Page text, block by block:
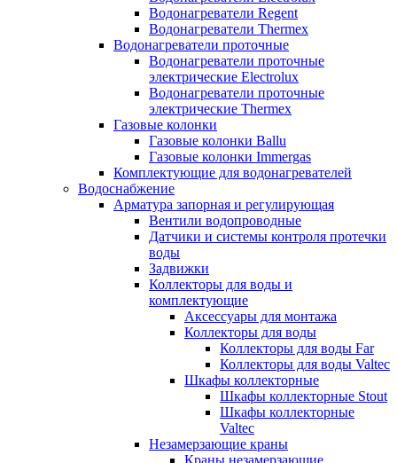
Водонагреватели Regent
Водонагреватели Thermex
Водонагреватели проточные
Водонагреватели проточные
электрические Electrolux
Водонагреватели проточные
электрические Thermex
Газовые колонки
Газовые колонки Ballu
Газовые колонки Immergas
Комплектующие для водонагревателей
Водоснабжение
Арматура запорная и регулирующая
Вентили водопроводные
Датчики и системы контроля протечки
воды
Задвижки
Коллекторы для воды и
комплектующие
Аксессуары для монтажа
Коллекторы для воды
Коллекторы для воды Far
Коллекторы для воды Valtec
Шкафы коллекторные
Шкафы коллекторные Stout
Шкафы коллекторные
Valtec
Незамерзающие краны